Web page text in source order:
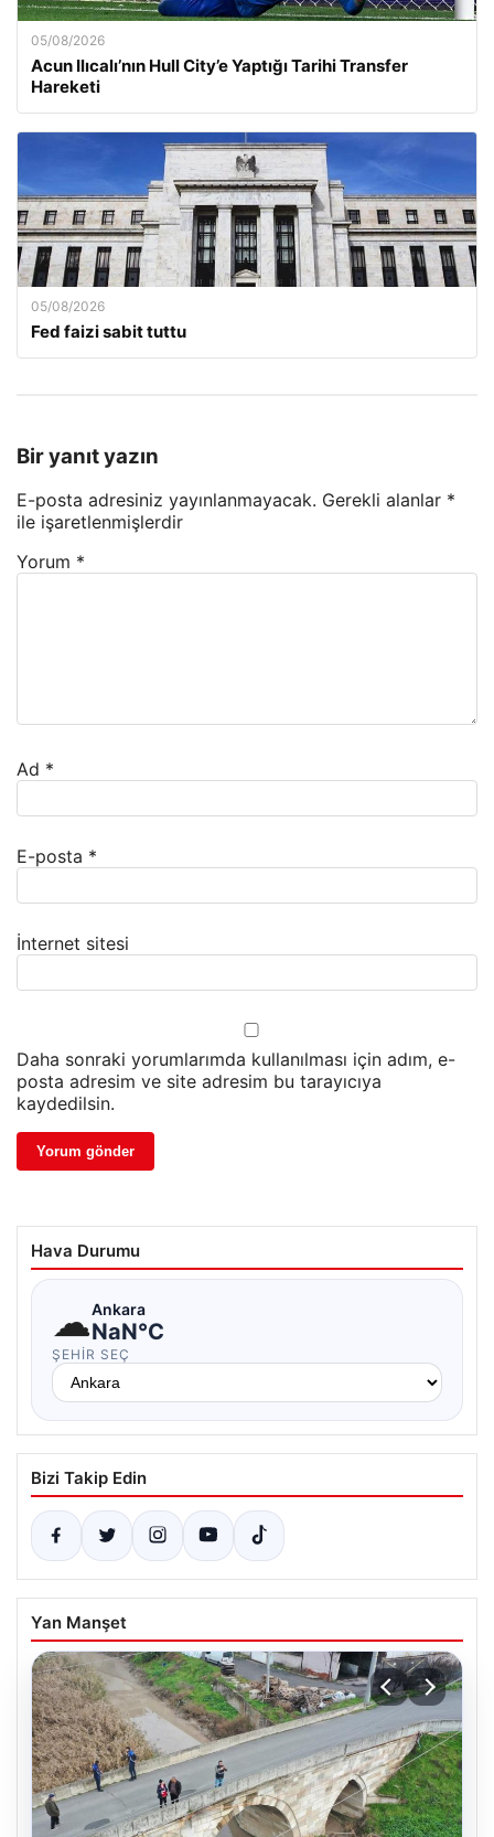
05/08/2026
Acun Ilıcalı’nın Hull City’e Yaptığı Tarihi Transfer
Hareketi
05/08/2026
Fed faizi sabit tuttu
Bir yanıt yazın
E-posta adresiniz yayınlanmayacak. Gerekli alanlar *
ile işaretlenmişlerdir
Yorum *
Ad *
E-posta *
İnternet sitesi
Daha sonraki yorumlarımda kullanılması için adım, e-
posta adresim ve site adresim bu tarayıcıya
kaydedilsin.
Hava Durumu
☁Ankara
NaN°C
ŞEHIR SEÇ
Bizi Takip Edin
Yan Manşet